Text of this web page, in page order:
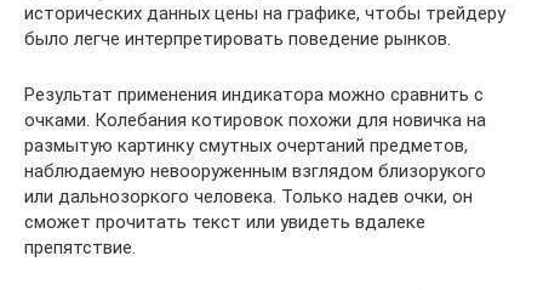
исторических данных цены на графике, чтобы трейдеру
было легче интерпретировать поведение рынков.
Результат применения индикатора можно сравнить с
очками. Колебания котировок похожи для новичка на
размытую картинку смутных очертаний предметов,
наблюдаемую невооруженным взглядом близорукого
или дальнозоркого человека. Только надев очки, он
сможет прочитать текст или увидеть вдалеке
препятствие.